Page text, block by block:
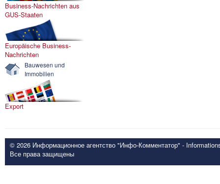
Business-Nachrichten aus
GUS-Staaten
Europäische Business-
Nachrichten
Bauwesen und
Immobilien
Export
© 2026 Информационное агентство "Инфо-Комментатор" -
Все права защищены